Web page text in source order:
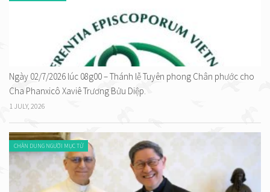
Ngày 02/7/2026 lúc 08g00 – Thánh lễ Tuyên phong Chân phước cho
Cha Phanxicô Xaviê Trương Bửu Diệp.
1 JULY, 2026
CHÂN DUNG NGƯỜI MỤC TỬ